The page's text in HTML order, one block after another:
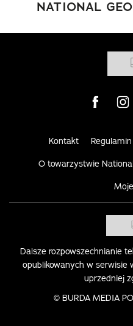
NATIONAL
Visit us on
Kontakt Regulamin
O towarzystwie
Dalsze rozpowszechnianie
opublikowanych w serwisie
uprzedniej
© BURDA MEDIA